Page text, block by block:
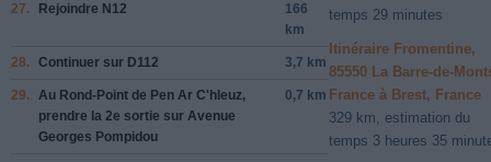
27. Rejoindre N12
166
km
28. Continuer sur D112 3,7 km
29. Au Rond-Point de Pen Ar C'hleuz,
prendre la 2e sortie sur Avenue
Georges Pompidou
0,7 km
temps 29 minutes
Itinéraire Fromentine,
85550 La Barre-de-
France à Brest, France
329 km, estimation du
temps 3 heures 35